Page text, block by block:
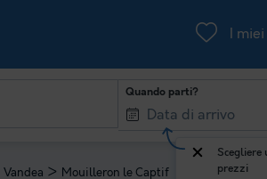
I
Quando parti?
Scegliere
prezzi
Vandea > Mouilleron le Captif